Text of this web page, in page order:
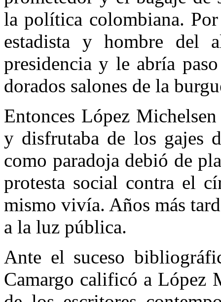
la política colombiana. Por
estadista y hombre del
presidencia y le abría
dorados salones de la
Entonces López
y disfrutaba de los gajes
como paradoja debió de
pro­testa social contra el
mismo vivía. Años más
a la luz pública.
Ante el suceso
Camargo calificó a López